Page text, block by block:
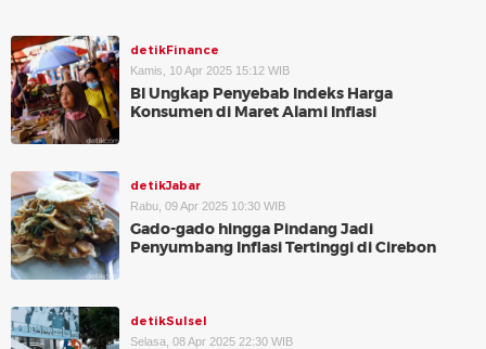
detikFinance
Kamis, 10 Apr 2025 15:12 WIB
BI Ungkap Penyebab Indeks Harga
Konsumen di Maret Alami Inflasi
detikJabar
Rabu, 09 Apr 2025 10:30 WIB
Gado-gado hingga Pindang Jadi
Penyumbang Inflasi Tertinggi di Cirebon
detikSulsel
Selasa, 08 Apr 2025 22:30 WIB